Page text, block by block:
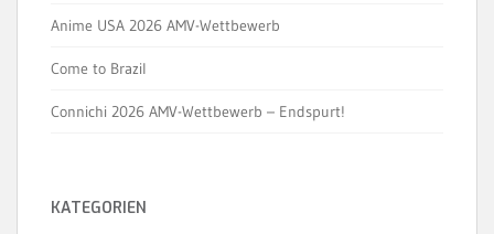
Anime USA 2026 AMV-Wettbewerb
Come to Brazil
Connichi 2026 AMV-Wettbewerb – Endspurt!
KATEGORIEN